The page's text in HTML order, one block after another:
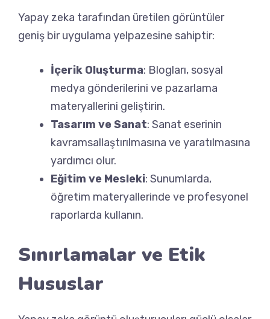
Yapay zeka tarafından üretilen görüntüler
geniş bir uygulama yelpazesine sahiptir:
İçerik Oluşturma: Blogları, sosyal
medya gönderilerini ve pazarlama
materyallerini geliştirin.
Tasarım ve Sanat: Sanat eserinin
kavramsallaştırılmasına ve yaratılmasına
yardımcı olur.
Eğitim ve Mesleki: Sunumlarda,
öğretim materyallerinde ve profesyonel
raporlarda kullanın.
Sınırlamalar ve Etik
Hususlar